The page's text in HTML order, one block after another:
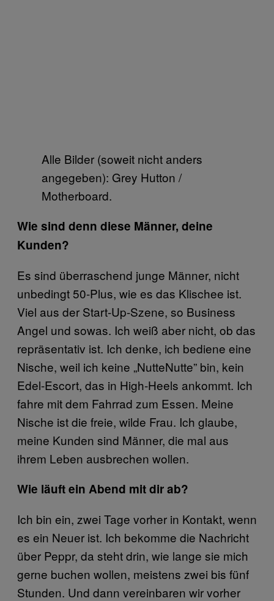
Alle Bilder (soweit nicht anders
angegeben): Grey Hutton /
Motherboard.
Wie sind denn diese Männer, deine
Kunden?
Es sind überraschend junge Männer, nicht
unbedingt 50-Plus, wie es das Klischee ist.
Viel aus der Start-Up-Szene, so Business
Angel und sowas. Ich weiß aber nicht, ob das
repräsentativ ist. Ich denke, ich bediene eine
Nische, weil ich keine „NutteNutte” bin, kein
Edel-Escort, das in High-Heels ankommt. Ich
fahre mit dem Fahrrad zum Essen. Meine
Nische ist die freie, wilde Frau. Ich glaube,
meine Kunden sind Männer, die mal aus
ihrem Leben ausbrechen wollen.
Wie läuft ein Abend mit dir ab?
Ich bin ein, zwei Tage vorher in Kontakt, wenn
es ein Neuer ist. Ich bekomme die Nachricht
über Peppr, da steht drin, wie lange sie mich
gerne buchen wollen, meistens zwei bis fünf
Stunden. Und dann vereinbaren wir vorher